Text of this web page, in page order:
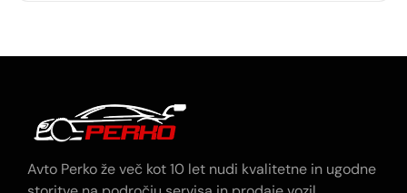
Avto Perko že več kot 10 let nudi kvalitetne in ugodne